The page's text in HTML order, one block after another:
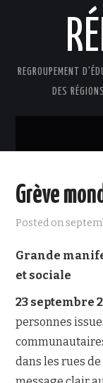
REGROUPEMENT
DES
PRÉSENTATION
DOCUMENTS
FAIRE UN DON !
NOUS JOINDRE
Grève
Posted on
Grande
et sociale
23 septembre
personnes
dans les rues